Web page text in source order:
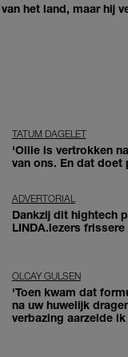
het land, maar hij
TATUM DAGELET
'Ollie is vertrokken
van ons. En dat doet
ADVERTORIAL
Dankzij dit hightech
LINDA.lezers
OLCAY GULSEN
'Toen kwam dat
na uw huwelijk
verbazing aarzelde